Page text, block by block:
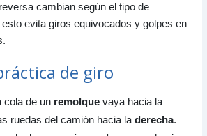
cambian según el tipo de
evita giros equivocados y golpes en
de giro
cola de un remolquevaya hacia la
ruedas del camión hacia la derecha.